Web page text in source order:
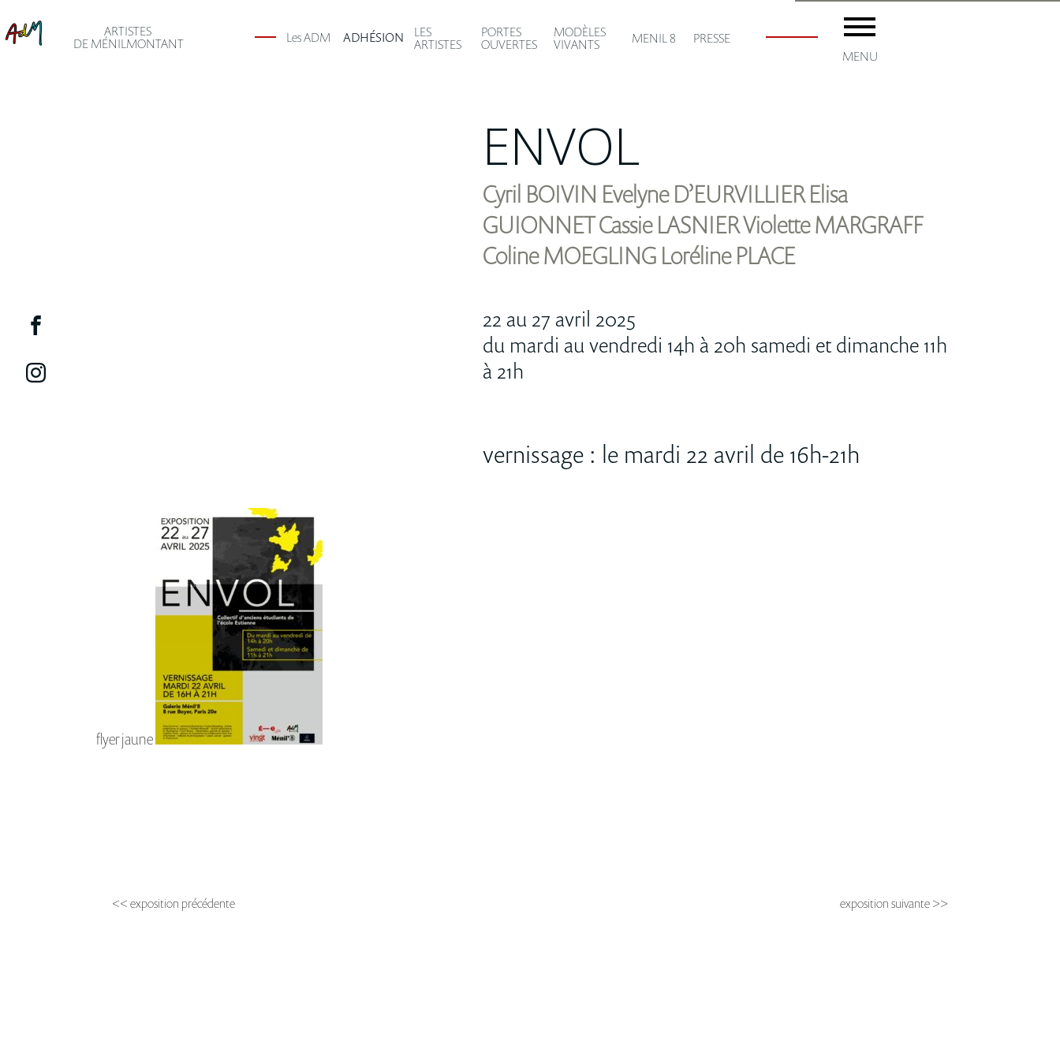
ARTISTES
DE MÉNILMONTANT Les ADM ADHÉSION LES
ARTISTES
PORTES
OUVERTES
MODÈLES
VIVANTS MENIL 8
PRESSE
MENU
ENVOL
Cyril BOIVIN Evelyne D’EURVILLIER Elisa
GUIONNET Cassie LASNIER Violette MARGRAFF
Coline MOEGLING Loréline PLACE
22 au 27 avril 2025
du mardi au vendredi 14h à 20h samedi et dimanche 11h
à 21h
vernissage : le mardi 22 avril de 16h-21h
flyer jaune
<< exposition précédente exposition suivante >>